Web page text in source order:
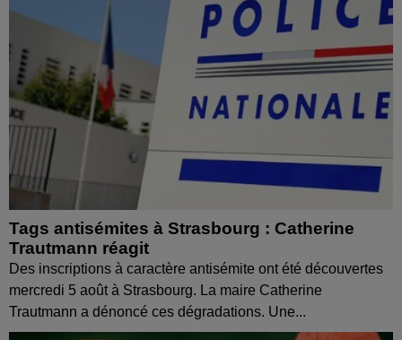
Tags antisémites à Strasbourg : Catherine
Trautmann réagit
Des inscriptions à caractère antisémite ont été découvertes
mercredi 5 août à Strasbourg. La maire Catherine
Trautmann a dénoncé ces dégradations. Une...